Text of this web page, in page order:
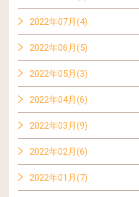
2022年07月(4)
2022年06月(5)
2022年05月(3)
2022年04月(6)
2022年03月(9)
2022年02月(6)
2022年01月(7)